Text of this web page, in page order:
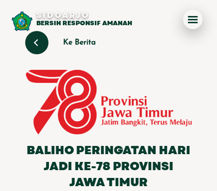
SIDOARJO
BERSIH RESPONSIF AMANAH
Ke Berita
BALIHO PERINGATAN HARI
JADI KE-78 PROVINSI
JAWA TIMUR